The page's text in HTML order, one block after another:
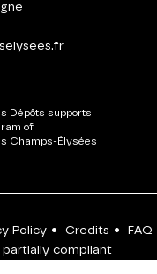
Dépôts supports
of
Champs-Élysées
Policy • Credits •
FAQ
partially compliant